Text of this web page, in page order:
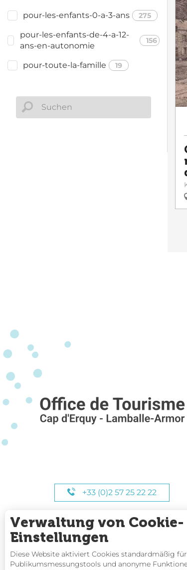
pour-les-enfants-0-a-3-ans 275
pour-les-enfants-de-4-a-12-
ans-en-autonomie
156
pour-toute-la-famille 19
+33 (0)2 57 25 22 22
UNSERE STUNDEN
Verwaltung von Cookie-
Einstellungen
Diese Website aktiviert Cookies standardmäßig für
Publikumsmessungstools und anonyme